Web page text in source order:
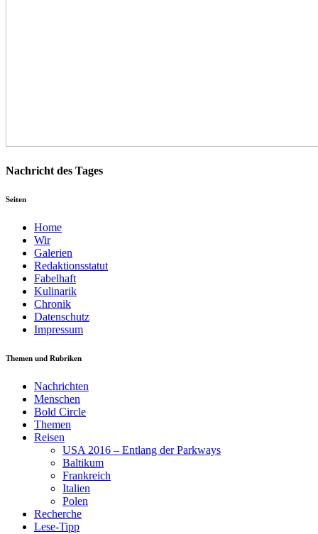
Nachricht des Tages
Seiten
Home
Wir
Galerien
Redaktionsstatut
Fabelhaft
Kulinarik
Chronik
Datenschutz
Impressum
Themen und Rubriken
Nachrichten
Menschen
Bold Circle
Themen
Reisen
USA 2016 – Entlang der Parkways
Baltikum
Frankreich
Italien
Polen
Recherche
Lese-Tipp